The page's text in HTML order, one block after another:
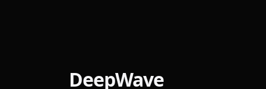
DeepWave